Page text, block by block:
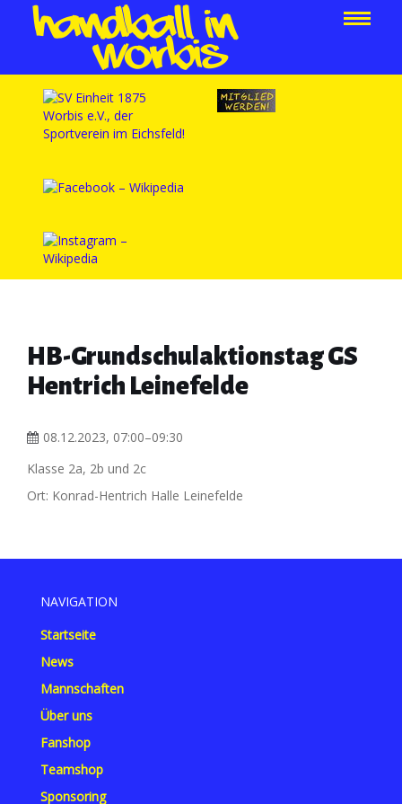
HB-Grundschulaktionstag GS
Hentrich Leinefelde
08.12.2023, 07:00–09:30
Klasse 2a, 2b und 2c
Ort: Konrad-Hentrich Halle Leinefelde
NAVIGATION
Startseite
News
Mannschaften
Über uns
Fanshop
Teamshop
Sponsoring